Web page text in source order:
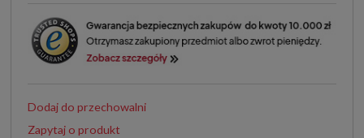
Dodaj do przechowalni
Zapytaj o produkt